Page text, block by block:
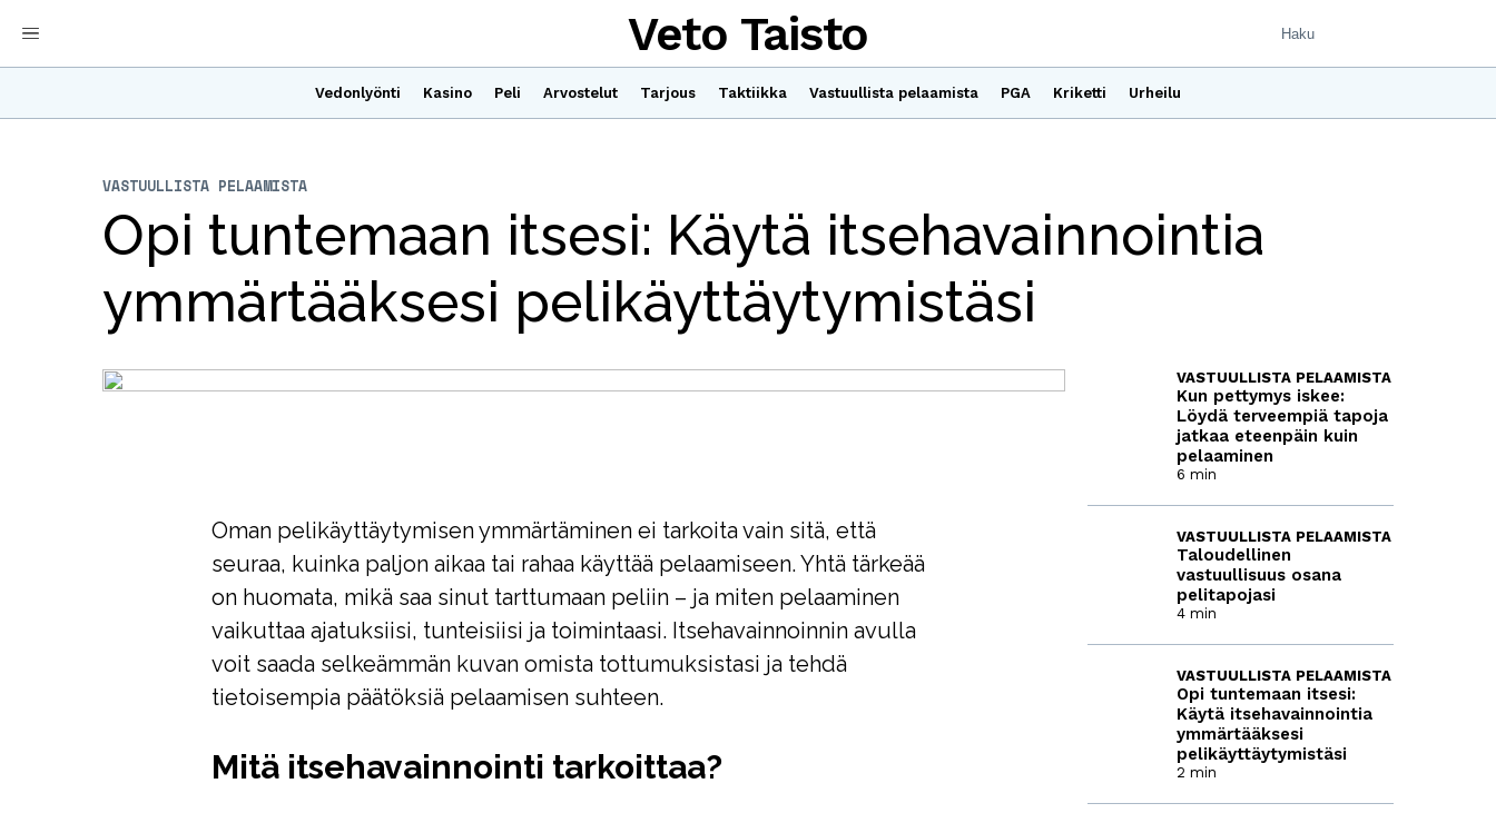
Vedonlyönti Kasino Peli Arvostelut Tarjous Taktiikka Vastuullista pelaamista PGA Kriketti Urheilu
Veto Taisto
Opi tuntemaan itsesi: Käytä itsehavainnointia
ymmärtääksesi pelikäyttäytymistäsi
VASTUULLISTA PELAAMISTA
Oman pelikäyttäytymisen ymmärtäminen ei tarkoita vain sitä, että
seuraa, kuinka paljon aikaa tai rahaa käyttää pelaamiseen. Yhtä tärkeää
on huomata, mikä saa sinut tarttumaan peliin – ja miten pelaaminen
vaikuttaa ajatuksiisi, tunteisiisi ja toimintaasi. Itsehavainnoinnin avulla
voit saada selkeämmän kuvan omista tottumuksistasi ja tehdä
tietoisempia päätöksiä pelaamisen suhteen.
Mitä itsehavainnointi tarkoittaa?
Kun pettymys iskee:
Löydä terveempiä tapoja
jatkaa eteenpäin kuin
pelaaminen
VASTUULLISTA PELAAMISTA
6 min
Taloudellinen
vastuullisuus osana
pelitapojasi
VASTUULLISTA PELAAMISTA
4 min
Opi tuntemaan itsesi:
Käytä itsehavainnointia
ymmärtääksesi
pelikäyttäytymistäsi
VASTUULLISTA PELAAMISTA
2 min